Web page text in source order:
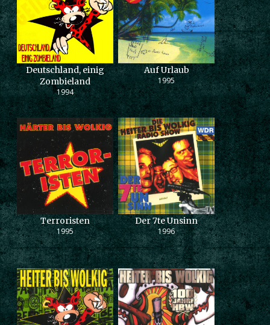
Deutschland, einig
Zombieland
1994
Auf Urlaub
1995
Terroristen
1995
Der 7te Unsinn
1996